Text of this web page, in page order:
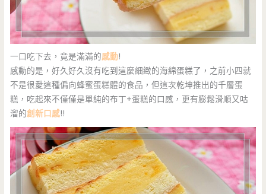
一口吃下去，竟是滿滿的感動!
感動的是，好久好久沒有吃到這麼細緻的海綿蛋糕了，之前小四就
不是很愛這種偏向蜂蜜蛋糕體的食品，但這次乾坤推出的千層蛋
糕，吃起來不僅僅是單純的布丁+蛋糕的口感，更有膨鬆滑順又咕
溜的創新口感!!